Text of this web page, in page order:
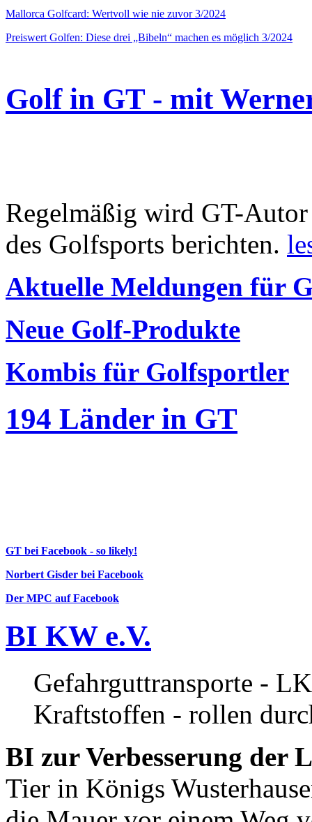
Mallorca Golfcard: Wertvoll wie nie zuvor 3/2024
Preiswert Golfen: Diese drei „Bibeln“ machen es möglich 3/2024
Golf in GT - mit
Regelmäßig wird GT-
des Golfsports berichten.
Aktuelle Meldungen für
Neue Golf-Produkte
Kombis für Golfsportler
194 Länder in GT
GT bei Facebook - so likely!
Norbert Gisder bei Facebook
Der MPC auf Facebook
BI KW e.V.
Gefahrguttransporte -
Kraftstoffen - rollen
BI zur Verbesserung der
Tier in Königs